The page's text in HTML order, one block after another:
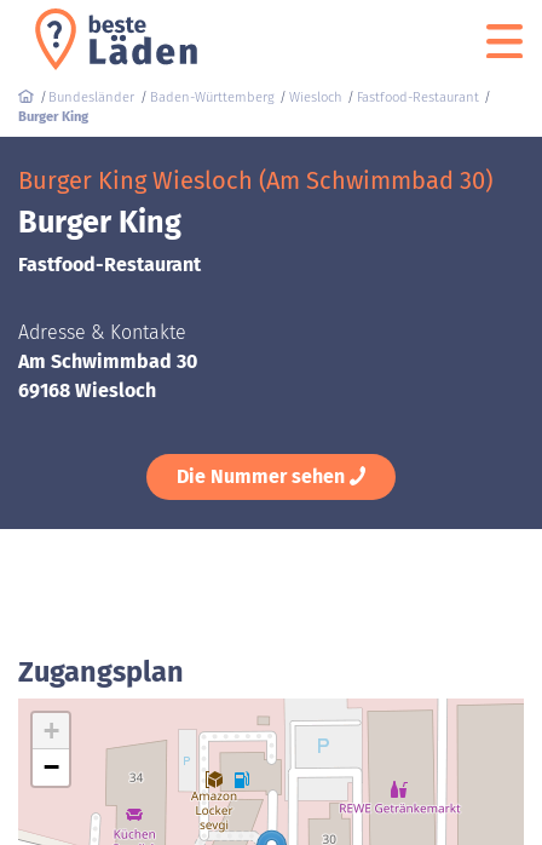
Bundesländer Baden-Württemberg Wiesloch
Fastfood-Restaurant
Burger King
Burger King Wiesloch (Am Schwimmbad 30)
Burger King
Fastfood-Restaurant
Adresse & Kontakte
Am Schwimmbad 30
69168 Wiesloch
Die Nummer sehen
Zugangsplan
+
−